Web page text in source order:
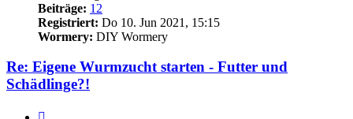
Beiträge: 12
Registriert: Do 10. Jun 2021, 15:15
Wormery: DIY Wormery
Re: Eigene Wurmzucht starten - Futter und
Schädlinge?!